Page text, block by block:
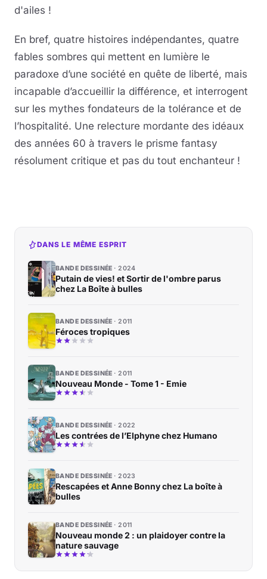
d'ailes !
En bref, quatre histoires indépendantes, quatre
fables sombres qui mettent en lumière le
paradoxe d’une société en quête de liberté, mais
incapable d’accueillir la différence, et interrogent
sur les mythes fondateurs de la tolérance et de
l’hospitalité. Une relecture mordante des idéaux
des années 60 à travers le prisme fantasy
résolument critique et pas du tout enchanteur !
DANS LE MÊME ESPRIT
BANDE DESSINÉE 2024
Putain de vies! et Sortir de l'ombre parus
chez La Boîte à bulles
BANDE DESSINÉE 2011
Féroces tropiques
BANDE DESSINÉE 2011
Nouveau Monde - Tome 1 - Emie
BANDE DESSINÉE 2022
Les contrées de l’Elphyne chez Humano
BANDE DESSINÉE 2023
Rescapées et Anne Bonny chez La boîte à
bulles
BANDE DESSINÉE 2011
Nouveau monde 2 : un plaidoyer contre la
nature sauvage